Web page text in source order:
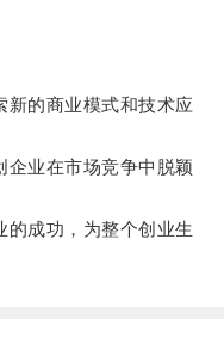
的商业模式和技术应
业在市场竞争中脱颖
成功，为整个创业生